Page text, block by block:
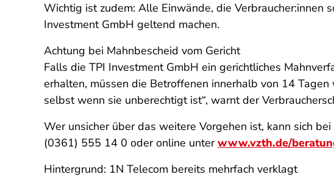
Wichtig ist zudem: Alle Einwände, die Verbraucher:innen
Investment GmbH geltend machen.
Achtung bei Mahnbescheid vom Gericht
Falls die TPI Investment GmbH ein gerichtliches
erhalten, müssen die Betroffenen innerhalb von 14
selbst wenn sie unberechtigt ist“, warnt der
Wer unsicher über das weitere Vorgehen ist, kann sich
(0361) 555 14 0 oder online unterwww.vzth.de/
Hintergrund: 1N Telecom bereits mehrfach verklagt